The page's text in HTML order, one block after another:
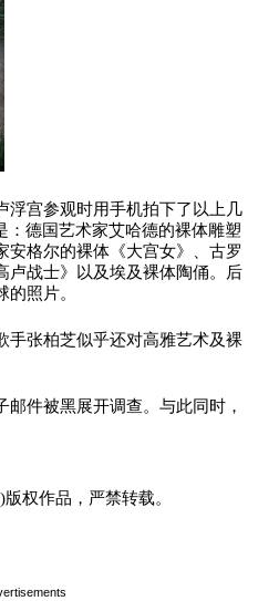
浮宫参观时用手机拍下了以上几
：德国艺术家艾哈德的裸体雕塑
安格尔的裸体《大宫女》、古罗
卢战士》以及埃及裸体陶俑。后
照片。
手张柏芝似乎还对高雅艺术及裸
件被黑展开调查。与此同时，
权作品，严禁转载。